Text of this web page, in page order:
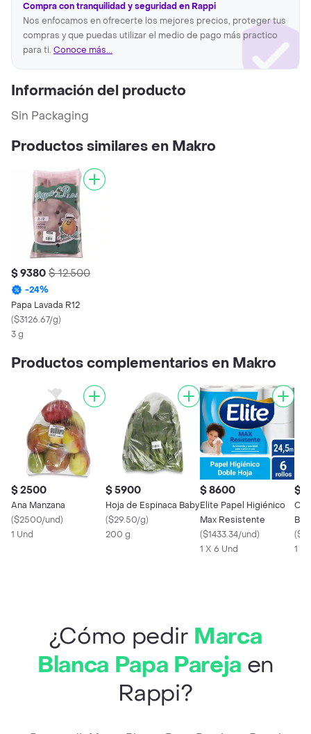
Compra con tranquilidad y seguridad en Rappi
Nos enfocamos en ofrecerte los mejores precios, proteger tus
compras y que puedas utilizar el medio de pago más practico
para ti. Conoce más...
Información del producto
Sin Packaging
Productos similares en Makro
$ 9380 $ 12.500
-24%
Papa Lavada R12
($3126.67/g)
3 g
Productos complementarios en Makro
$ 2500
Ana Manzana
($2500/und)
1 Und
$ 5900
Hoja de Espinaca Baby
($29.50/g)
200 g
$ 8600
Elite Papel Higiénico
Max Resistente
($1433.34/und)
1 X 6 Und
$
(
1
¿Cómo pedir Marca
Blanca Papa Pareja en
Rappi?